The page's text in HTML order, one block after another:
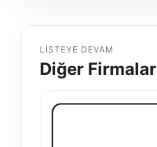
LISTEYE DEVAM
Diğer Firmalar